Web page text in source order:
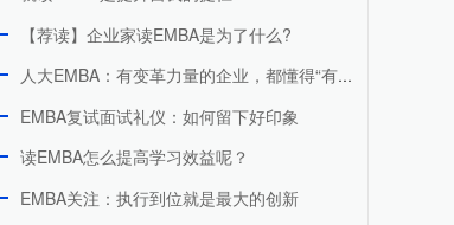
【荐读】企业家读EMBA是为了什么?
人大EMBA：有变革力量的企业，都懂得“有组织地放弃”
EMBA复试面试礼仪：如何留下好印象
读EMBA怎么提高学习效益呢？
EMBA关注：执行到位就是最大的创新